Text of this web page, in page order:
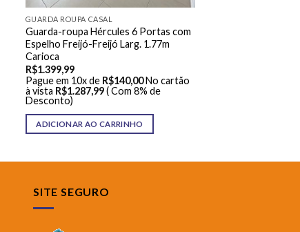
GUARDA ROUPA CASAL
Guarda-roupa Hércules 6 Portas com
Espelho Freijó-Freijó Larg. 1.77m
Carioca
R$1.399,99
Pague em 10x de R$140,00 No cartão
à vista R$1.287,99 ( Com 8% de
Desconto)
ADICIONAR AO CARRINHO
SITE SEGURO